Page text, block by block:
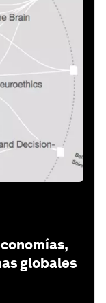
globales